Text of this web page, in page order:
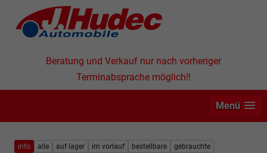
Beratung und Verkauf nur nach vorheriger
Terminabsprache möglich!!
Menü
info alle auf lager im vorlauf bestellbare
gebrauchte